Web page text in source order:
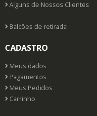
Alguns de Nossos Clientes
Balcões de retirada
CADASTRO
Meus dados
Pagamentos
Meus Pedidos
Carrinho